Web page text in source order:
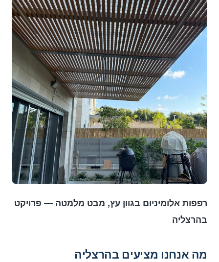
רפפות אלומיניום בגוון עץ, מבט מלמטה — פרויקט
בהרצליה
מה אנחנו מציעים בהרצליה